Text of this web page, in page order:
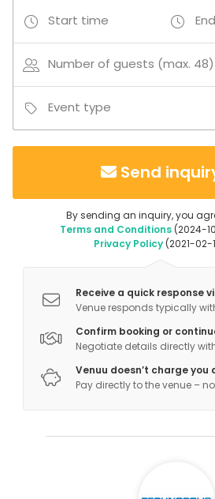
Technopoliksella vastuullisuus
kierrätyksestä ja catering-
lämmitykseen ja valaistukseen.
Start time
Number of guests (max. 48)
Event type
Send
By sending an inquiry, you
Terms and Conditions(2024-
Privacy Policy(2021-02-
Receive a quick response
Venue responds typically
Confirm booking or
Negotiate details directly
Venuu doesn’t charge you
Pay directly to the venue –